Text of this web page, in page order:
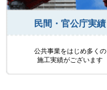
民間・官公庁実績
公共事業をはじめ多くの
施工実績がございます